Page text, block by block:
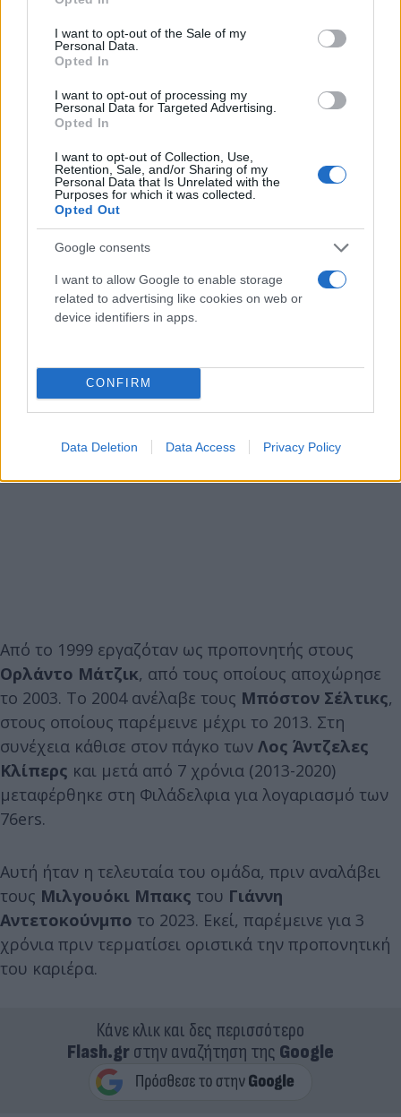
use your data for below specified purposes in below Google
consent section.
I want to opt-out of the Sale of my
Personal Data.
Opted In
I want to opt-out of processing my
Personal Data for Targeted Advertising.
Opted In
I want to opt-out of Collection, Use,
Retention, Sale, and/or Sharing of my
Personal Data that Is Unrelated with the
Purposes for which it was collected.
Opted Out
Google consents
I want to allow Google to enable storage
related to advertising like cookies on web or
device identifiers in apps.
CONFIRM
Data Deletion Data Access Privacy Policy
Χοκς, καθώς και παίκτης των Νιου Γιορκ Νικς, των
Λος Άντζελες Κλίπερς και των Σαν Αντόνιο Σπερς.
Από το 1999 εργαζόταν ως προπονητής στους
Ορλάντο Μάτζικ, από τους οποίους αποχώρησε
το 2003. Το 2004 ανέλαβε τους Μπόστον Σέλτικς,
στους οποίους παρέμεινε μέχρι το 2013. Στη
συνέχεια κάθισε στον πάγκο των Λος Άντζελες
Κλίπερς και μετά από 7 χρόνια (2013-2020)
μεταφέρθηκε στη Φιλάδελφια για λογαριασμό των
76ers.
Αυτή ήταν η τελευταία του ομάδα, πριν αναλάβει
τους Μιλγουόκι Μπακς του Γιάννη
Αντετοκούνμπο το 2023. Εκεί, παρέμεινε για 3
χρόνια πριν τερματίσει οριστικά την προπονητική
του καριέρα.
Κάνε κλικ και δες περισσότερο
Flash.grστην αναζήτηση της Google